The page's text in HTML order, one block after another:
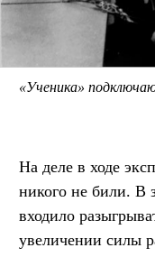
«Ученика»
На деле в ходе
никого не били. В
входило
увеличении силы